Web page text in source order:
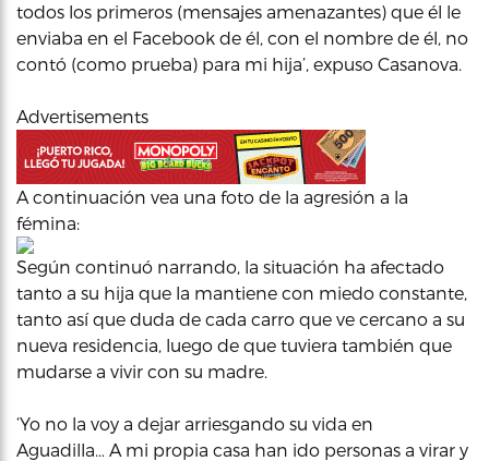
todos los primeros (mensajes amenazantes) que él le
enviaba en el Facebook de él, con el nombre de él, no
contó (como prueba) para mi hija’, expuso Casanova.
Advertisements
A continuación vea una foto de la agresión a la
fémina:
Según continuó narrando, la situación ha afectado
tanto a su hija que la mantiene con miedo constante,
tanto así que duda de cada carro que ve cercano a su
nueva residencia, luego de que tuviera también que
mudarse a vivir con su madre.
‘Yo no la voy a dejar arriesgando su vida en
Aguadilla… A mi propia casa han ido personas a virar y